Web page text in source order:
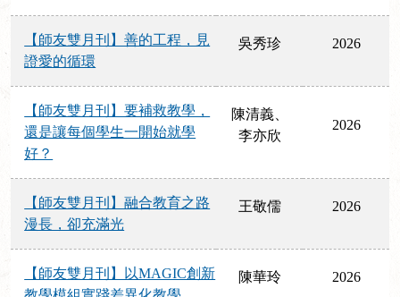
【師友雙月刊】善的工程，見
證愛的循環
吳秀珍 2026
【師友雙月刊】要補救教學，
還是讓每個學生一開始就學
好？
陳清義、
李亦欣
2026
【師友雙月刊】融合教育之路
漫長，卻充滿光
王敬儒 2026
【師友雙月刊】以MAGIC創新
陳華玲 2026